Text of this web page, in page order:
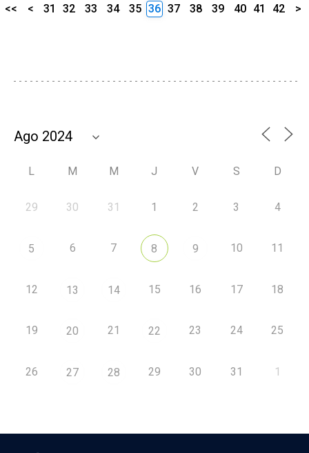
<< < 31 32 33 34 35 36 37 38 39 40 41 42 >
L M M J V S D
29 30 31 1 2 3 4
5 6 7 8 9 10 11
12 13 14 15 16 17 18
19 20 21 22 23 24 25
26 27 28 29 30 31 1